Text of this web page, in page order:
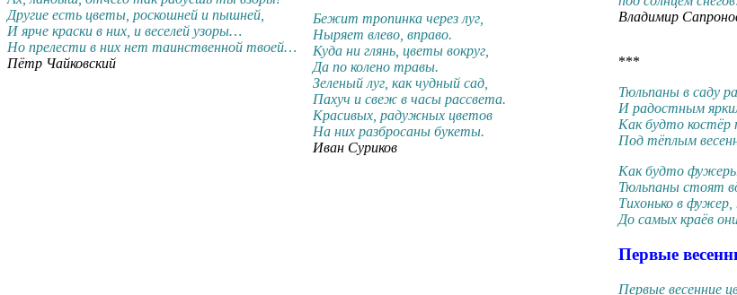
Другие есть цветы, роскошней и пышней,
И ярче краски в них, и веселей узоры…
Но прелести в них нет таинственной твоей…
Пётр Чайковский
Бежит тропинка через луг,
Ныряет влево, вправо.
Куда ни глянь, цветы вокруг,
Да по колено травы.
Зеленый луг, как чудный сад,
Пахуч и свеж в часы рассвета.
Красивых, радужных цветов
На них разбросаны букеты.
Иван Суриков
Владимир
***
Тюльпаны в саду
И радостным
Как будто
Под тёплым
Как будто
Тюльпаны стоят
Тихонько в фужер,
До самых краёв
Первые
Первые весенние